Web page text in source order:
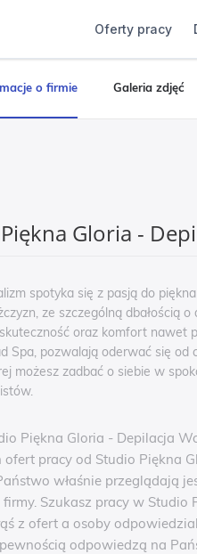
Oferty pracy
o firmie Galeria zdjęć
Gloria -
spotyka się z pasją do
ze szczególną dbałością
oraz komfort nawet
Spa, pozwalają oderwać się
możesz zadbać o siebie w
Piękna Gloria - Depilacja
pracy od Studio Piękna
właśnie przeglądają
Szukasz pracy w
z ofert a osoby
odpowiedzą na